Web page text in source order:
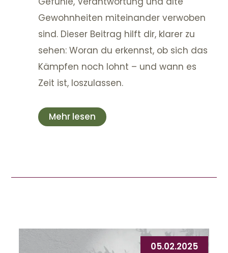
Gewohnheiten miteinander verwoben
sind. Dieser Beitrag hilft dir, klarer zu
sehen: Woran du erkennst, ob sich das
Kämpfen noch lohnt – und wann es
Zeit ist, loszulassen.
Mehr lesen
05.02.2025